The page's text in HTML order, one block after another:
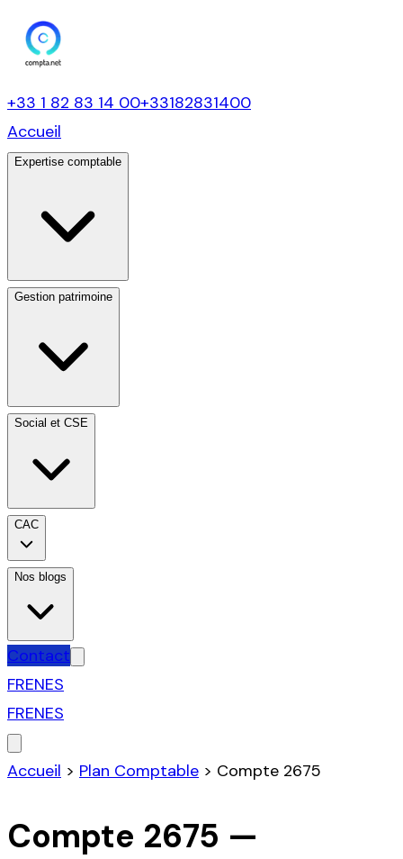
+33 1 82 83 14 00+33182831400
Accueil
Expertise comptable
Gestion patrimoine
Social et CSE
CAC
Nos blogs
Contact
FRENES
FRENES
Accueil > Plan Comptable > Compte 2675
Compte 2675 —